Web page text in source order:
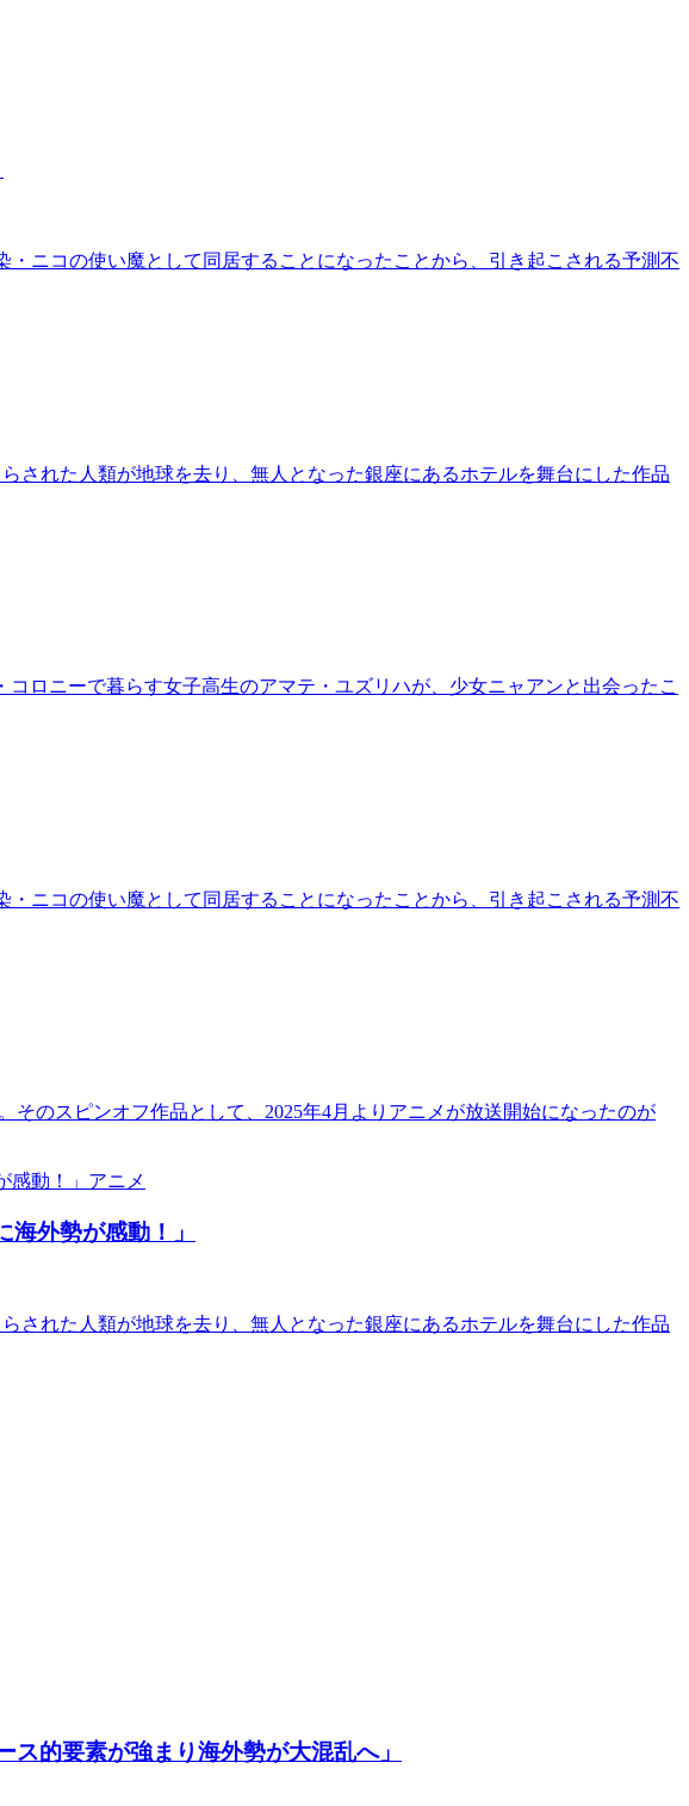
ニコの使い魔として同居することになったことから、引き起こされる予測不
された人類が地球を去り、無人となった銀座にあるホテルを舞台にした作品
ロニーで暮らす女子高生のアマテ・ユズリハが、少女ニャアンと出会ったこ
ニコの使い魔として同居することになったことから、引き起こされる予測不
のスピンオフ作品として、2025年4月よりアニメが放送開始になったのが
アニメ
外勢が感動！」
された人類が地球を去り、無人となった銀座にあるホテルを舞台にした作品
的要素が強まり海外勢が大混乱へ」